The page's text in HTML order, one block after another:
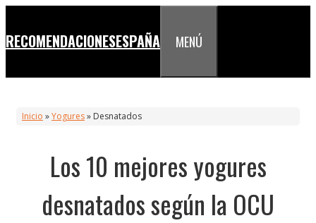
al
contenido
RECOMENDACIONESESPAÑA MENÚ
Inicio »Yogures» Desnatados
Los 10 mejores yogures
desnatados según la OCU